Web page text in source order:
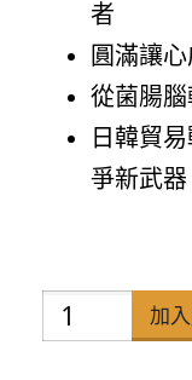
者
圓滿讓
從菌腸
日韓貿
爭新武
禪
天
加